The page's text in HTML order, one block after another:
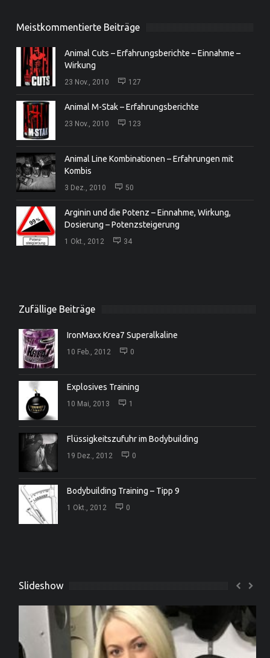
Meistkommentierte Beiträge
Animal Cuts – Erfahrungsberichte – Einnahme –
Wirkung
23 Nov., 2010 127
Animal M-Stak – Erfahrungsberichte
23 Nov., 2010 123
Animal Line Kombinationen – Erfahrungen mit
Kombis
3 Dez., 2010 50
Arginin und die Potenz – Einnahme, Wirkung,
Dosierung – Potenzsteigerung
1 Okt., 2012 34
Zufällige Beiträge
IronMaxx Krea7 Superalkaline
10 Feb., 2012 0
Explosives Training
10 Mai, 2013 1
Flüssigkeitszufuhr im Bodybuilding
19 Dez., 2012 0
Bodybuilding Training – Tipp 9
1 Okt., 2012 0
Slideshow